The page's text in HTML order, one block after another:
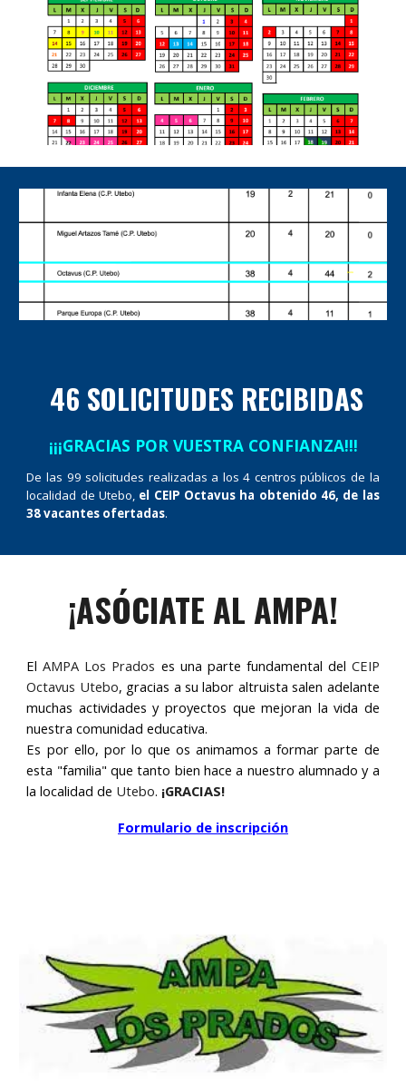
46 SOLICITUDES RECIBIDAS
¡¡¡GRACIAS POR VUESTRA CONFIANZA!!!
De las 99 solicitudes realizadas a los 4 centros públicos de la
localidad de Utebo, el CEIP Octavus ha obtenido 46, de las
38 vacantes ofertadas.
¡ASÓCIATE AL AMPA!
El AMPA Los Prados es una parte fundamental del CEIP
Octavus Utebo, gracias a su labor altruista salen adelante
muchas actividades y proyectos que mejoran la vida de
nuestra comunidad educativa.
Es por ello, por lo que os animamos a formar parte de
esta "familia" que tanto bien hace a nuestro alumnado y a
la localidad de Utebo. ¡GRACIAS!
Formulario de inscripción